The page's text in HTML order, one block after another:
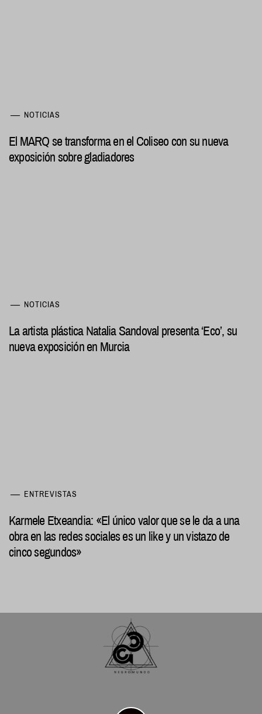
NOTICIAS
El MARQ se transforma en el Coliseo con su nueva
exposición sobre gladiadores
NOTICIAS
La artista plástica Natalia Sandoval presenta ‘Eco’, su
nueva exposición en Murcia
ENTREVISTAS
Karmele Etxeandia: «El único valor que se le da a una
obra en las redes sociales es un like y un vistazo de
cinco segundos»